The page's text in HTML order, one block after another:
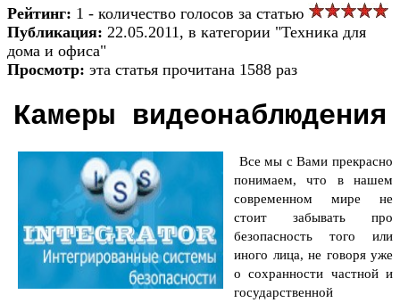
Рейтинг: 1 - количество голосов за статью
Публикация: 22.05.2011, в категории "Техника для
дома и офиса"
Просмотр: эта статья прочитана 1588 раз
Камеры видеонаблюдения
Все мы с Вами прекрасно
понимаем, что в нашем
современном мире не
стоит забывать про
безопасность того или
иного лица, не говоря уже
о сохранности частной и
государственной